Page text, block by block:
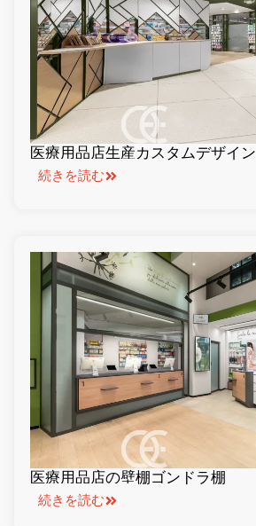
医療用品店生産カスタムデザイン
続きを読む
医療用品店の壁棚ゴンドラ棚
続きを読む